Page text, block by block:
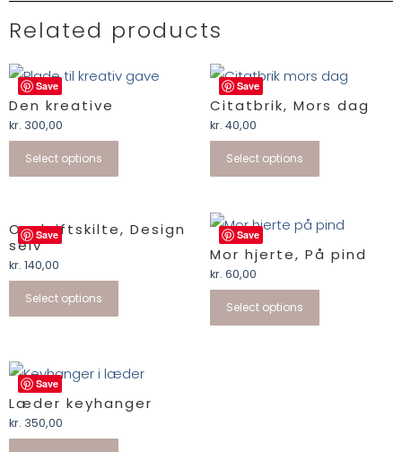
Related products
Save
Den kreative
kr. 300,00
Select options
Save
Citatbrik, Mors dag
kr. 40,00
Select options
Save
Opskriftskilte, Design
selv
kr. 140,00
Select options
Save
Mor hjerte, På pind
kr. 60,00
Select options
Save
Læder keyhanger
kr. 350,00